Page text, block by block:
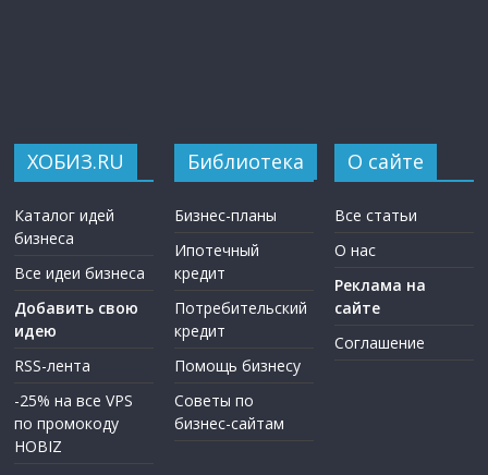
ХОБИЗ.RU
Каталог идей
бизнеса
Все идеи бизнеса
Добавить свою
идею
RSS-лента
-25% на все VPS
по промокоду
HOBIZ
Библиотека
Бизнес-планы
Ипотечный
кредит
Потребительский
кредит
Помощь бизнесу
Советы по
бизнес-сайтам
О сайте
Все статьи
О нас
Реклама на
сайте
Соглашение